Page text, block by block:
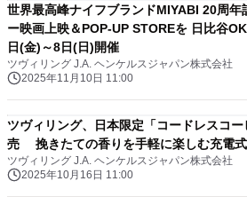
世界最高峰ナイフブランドMIYABI 20周年記念、短編ドキュメンタリ
ー映画上映＆POP-UP STOREを 日比谷
日(金)～8日(日)開催
ツヴィリング J.A. ヘンケルスジャパン株式会社
2025年11月10日 11:00
ツヴィリング、日本限定「コードレスコ
売 挽きたての香りを手軽に楽しむ充電
ツヴィリング J.A. ヘンケルスジャパン株式会社
2025年10月16日 11:00